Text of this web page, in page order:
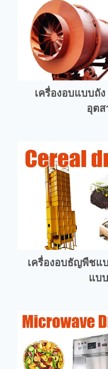
เครื่องอบแบบถั
อุตส
เครื่องอบธัญพืชแ
แบ